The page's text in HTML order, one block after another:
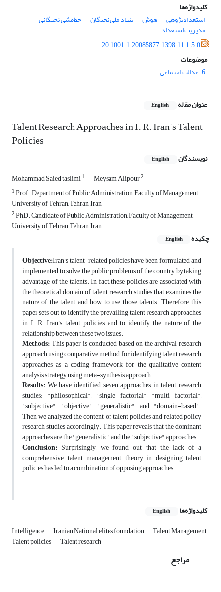
کلیدواژه‌ها
استعدادپژوهی
هوش بنیاد ملی نخبگان خط‌مشی‌ نخبگانی
مدیریت استعداد
20.1001.1.20085877.1398.11.1.5.0
موضوعات
6. عدالت اجتماعی
عنوان مقاله English
Talent Research Approaches in I. R. Iran's Talent
Policies
نویسندگان English
Mohammad Saied taslimi1 Meysam Alipour2
1Prof., Department of Public Administration, Faculty of Management,
University of Tehran, Tehran, Iran
2PhD. Candidate of Public Administration, Faculty of Management,
University of Tehran, Tehran, Iran
چکیده
English
Objective:Iran's talent-related policies have been formulated and
implemented to solve the public problems of the country by taking
advantage of the talents. In fact, these policies are associated with
the theoretical domain of talent research studies that examines the
nature of the talent and how to use those talents. Therefore, this
paper sets out to identify the prevailing talent research approaches
in I. R. Iran's talent policies and to identify the nature of the
relationship between these two issues.
Methods:This paper is conducted based on the archival research
approach using comparative method for identifying talent research
approaches as a coding framework for the qualitative content
analysis strategy using meta-synthesis approach.
Results:We have identified seven approaches in talent research
studies: "philosophical", "single factorial", "multi factorial",
"subjective", "objective", "generalistic" and "domain-based".
Then, we analyzed the content of talent policies and related policy
research studies accordingly. This paper reveals that the dominant
approaches are the "generalistic" and the "subjective" approaches.
Conclusion: Surprisingly, we found out that the lack of a
comprehensive talent management theory in designing talent
policies has led to a combination of opposing approaches.
کلیدواژه‌ها English
Intelligence Iranian National elites foundation Talent Management
Talent policies Talent research
مراجع